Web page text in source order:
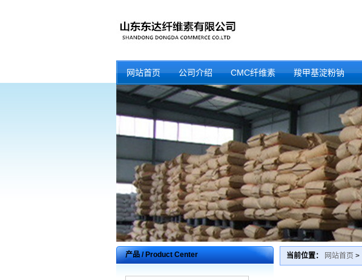
网站首页 公司介绍 CMC纤维素 羧甲基淀粉钠
产品 / Product Center 当前位置： 网站首页 >